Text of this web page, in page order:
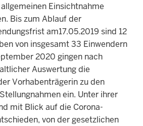
Einsichtnahme
Bis zum Ablauf der
am17.05.2019 sind 12
von insgesamt 33 Einwendern
2020 gingen nach
Auswertung die
Vorhabenträgerin zu den
ein. Unter ihrer
mit Blick auf die Corona-
von der gesetzlichen